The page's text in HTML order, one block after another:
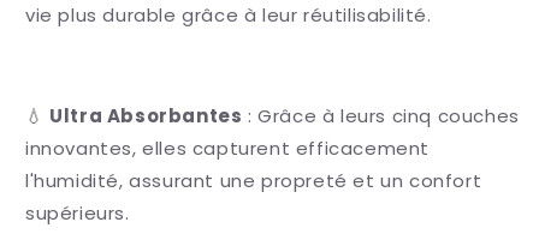
vie plus durable grâce à leur réutilisabilité.
💧 Ultra Absorbantes : Grâce à leurs cinq couches
innovantes, elles capturent efficacement
l'humidité, assurant une propreté et un confort
supérieurs.